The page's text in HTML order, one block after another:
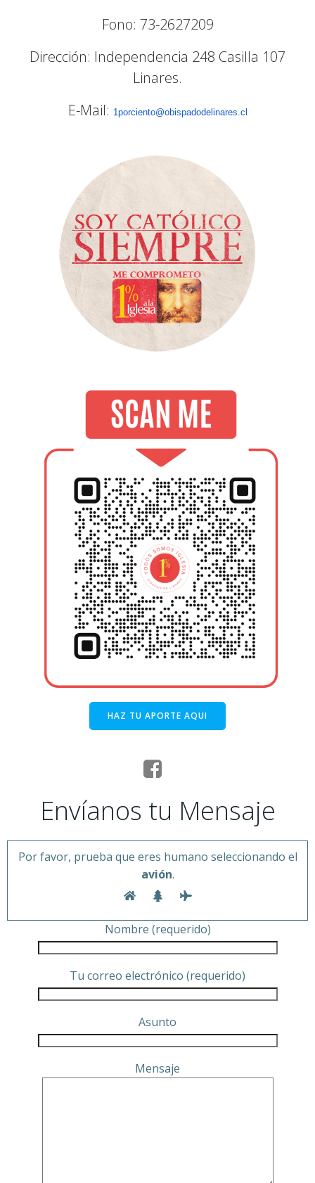
Fono: 73-2627209
Dirección: Independencia 248 Casilla 107
Linares.
E-Mail: 1porciento@obispadodelinares.cl
HAZ TU APORTE AQUI
Envíanos tu Mensaje
Por favor, prueba que eres humano seleccionando el
avión.
Nombre (requerido)
Tu correo electrónico (requerido)
Asunto
Mensaje